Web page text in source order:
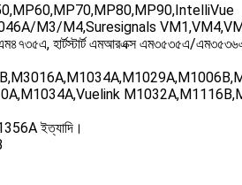
M3/M4,Suresignals
হার্টস্টার্ট এমআরএক্স এম৩৫৩৫এ/
ইত্যাদি।